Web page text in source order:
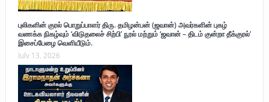
புலிகளின் குரல் பொறுப்பாளர் திரு. தமிழன்பன் (ஜவான்) அவர்களின் புகழ்
வணக்க நிகழ்வும் ‘விடுதலைச் சிற்பி’ நூல் மற்றும் ‘ஜவான் – திடம் குன்றா தீக்குரல்’
இசைப்பேழை வெளியீடும்.
July 13, 2026